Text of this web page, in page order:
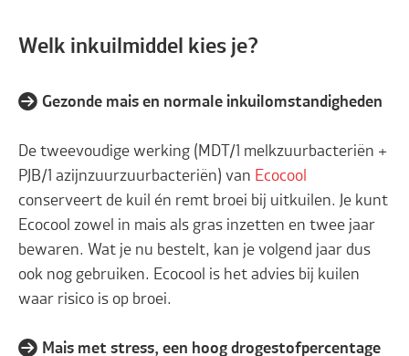
Welk inkuilmiddel kies je?
→ Gezonde mais en normale inkuilomstandigheden
De tweevoudige werking (MDT/1 melkzuurbacteriën +
PJB/1 azijnzuurzuurbacteriën) van Ecocool
conserveert de kuil én remt broei bij uitkuilen. Je kunt
Ecocool zowel in mais als gras inzetten en twee jaar
bewaren. Wat je nu bestelt, kan je volgend jaar dus
ook nog gebruiken. Ecocool is het advies bij kuilen
waar risico is op broei.
→ Mais met stress, een hoog drogestofpercentage